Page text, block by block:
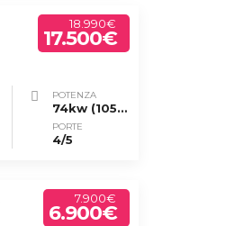
18.990€
17.500€
POTENZA
74kw (105cv)
PORTE
4/5
7.900€
6.900€